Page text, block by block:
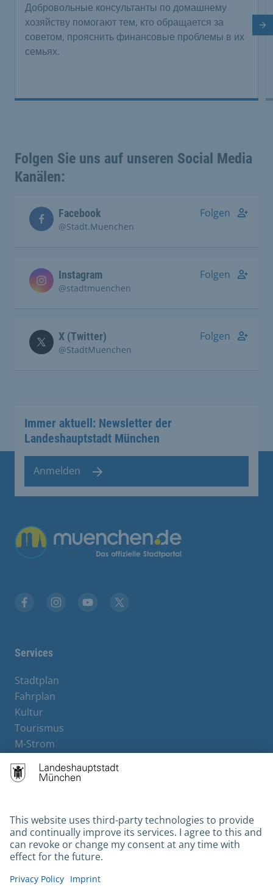
Добровольные консультанты по домашнему
хозяйству помогают тем, кто обращается за
советом, прояснить финансовые проблемы в их
семьях.
Folgen Sie uns auf unseren Social Media
Kanälen:
Facebook
@Stadt.Muenchen
Folgen
Instagram
@stadtmuenchen
Folgen
X (Twitter)
@StadtMuenchen
Folgen
Immer aktuell: Newsletter der
Landeshauptstadt München
Anmelden
Übergreifende Links
Services
Stadtplan
Fahrplan
Kultur
Tourismus
M-Strom
Hotels
Contact
Barrierefreiheit
Leichte Sprache
Gebärdensprache